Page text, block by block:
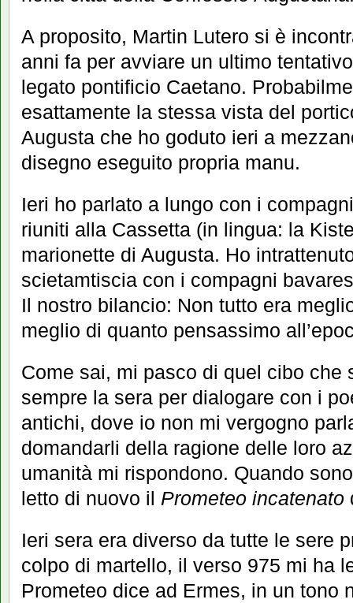
A proposito, Martin Lutero si è
anni fa per avviare un ultimo
legato pontificio Caetano.
esattamente la stessa vista del
Augusta che ho goduto ieri a
disegno eseguito propria manu.
Ieri ho parlato a lungo con i
riuniti alla Cassetta (in lingua: la
marionette di Augusta. Ho
scietamtiscia con i compagni
Il nostro bilancio: Non tutto era
meglio di quanto pensassimo
Come sai, mi pasco di quel cibo che
sempre la sera per dialogare con i
antichi, dove io non mi vergogno
domandarli della ragione delle loro
umanità mi rispondono. Quando
letto di nuovo il Prometeo incatenato
Ieri sera era diverso da tutte le sere
colpo di martello, il verso 975 mi ha
Prometeo dice ad Ermes, in un tono